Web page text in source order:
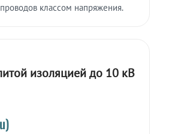
классом напряжения.
изоляцией до 10 кВ